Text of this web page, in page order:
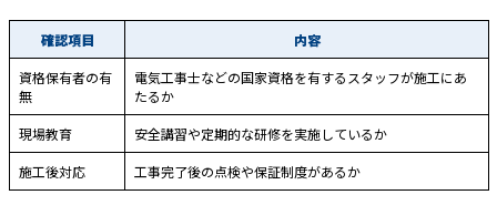
確認項目
内容
資格保有者の有
無
電気工事士などの国家資格を有するスタッフが施工にあ
たるか
現場教育
安全講習や定期的な研修を実施しているか
施工後対応
工事完了後の点検や保証制度があるか